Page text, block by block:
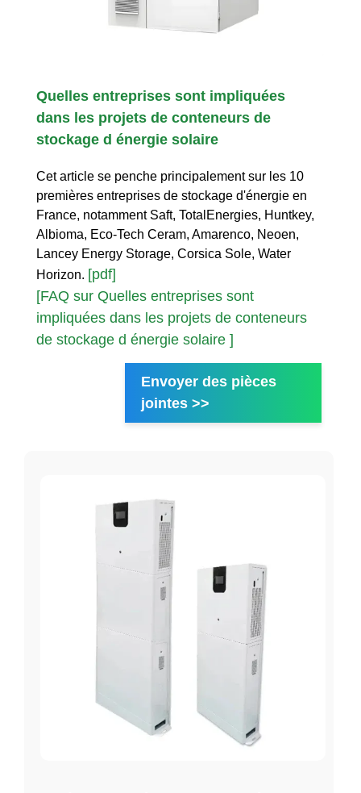
Quelles entreprises sont impliquées
dans les projets de conteneurs de
stockage d énergie solaire
Cet article se penche principalement sur les 10
premières entreprises de stockage d'énergie en
France, notamment Saft, TotalEnergies, Huntkey,
Albioma, Eco-Tech Ceram, Amarenco, Neoen,
Lancey Energy Storage, Corsica Sole, Water
Horizon. [pdf]
[FAQ sur Quelles entreprises sont
impliquées dans les projets de conteneurs
de stockage d énergie solaire ]
Envoyer des pièces
jointes >>